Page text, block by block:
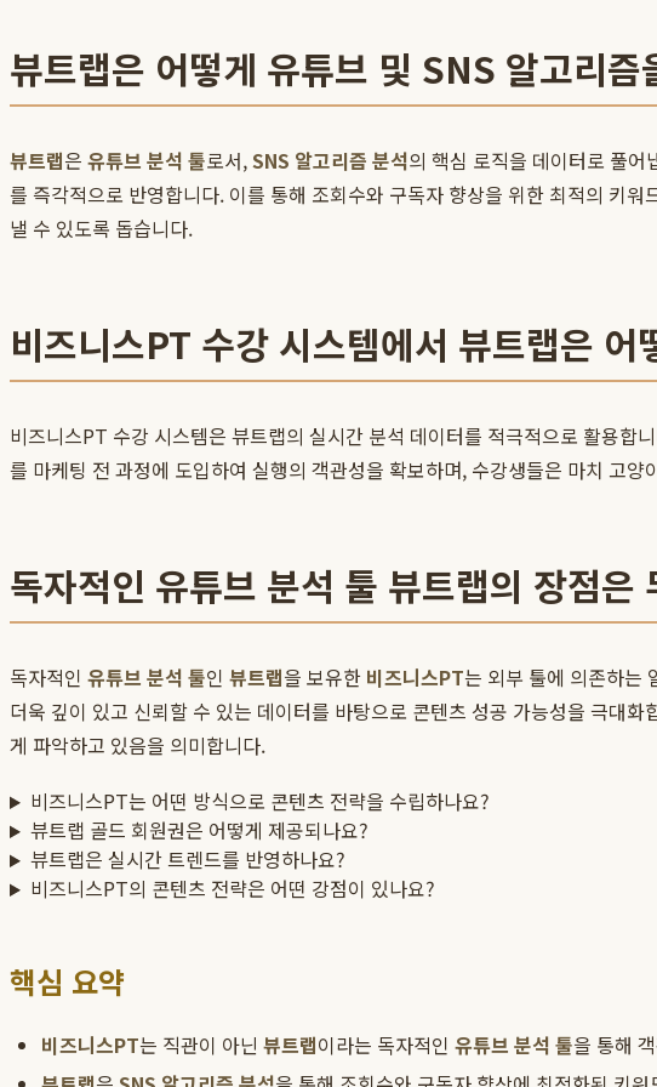
뷰트랩은 어떻게 유튜브 및 SNS 알고리즘
뷰트랩은 유튜브 분석 툴로서,SNS 알고리즘 분석의 핵심 로직을 데이터로 풀
를 즉각적으로 반영합니다. 이를 통해 조회수와 구독자 향상을 위한 최적의 키
낼 수 있도록 돕습니다.
비즈니스PT 수강 시스템에서 뷰트랩은 어
비즈니스PT 수강 시스템은 뷰트랩의 실시간 분석 데이터를 적극적으로 활용합
를 마케팅 전 과정에 도입하여 실행의 객관성을 확보하며, 수강생들은 마치 고
독자적인 유튜브 분석 툴 뷰트랩의 장점은
독자적인 유튜브 분석 툴인 뷰트랩을 보유한 비즈니스PT는 외부 툴에 의존하는
더욱 깊이 있고 신뢰할 수 있는 데이터를 바탕으로 콘텐츠 성공 가능성을 극대
게 파악하고 있음을 의미합니다.
비즈니스PT는 어떤 방식으로 콘텐츠 전략을 수립하나요?
뷰트랩 골드 회원권은 어떻게 제공되나요?
뷰트랩은 실시간 트렌드를 반영하나요?
비즈니스PT의 콘텐츠 전략은 어떤 강점이 있나요?
핵심 요약
비즈니스PT는 직관이 아닌 뷰트랩이라는 독자적인 유튜브 분석 툴을 통해